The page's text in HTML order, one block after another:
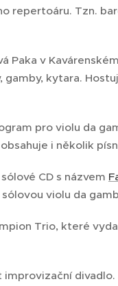
repertoáru. Tzn.
Paka v
gamby, kytara.
pro violu da
i několik
CD s názvem
violu da
Trio, které